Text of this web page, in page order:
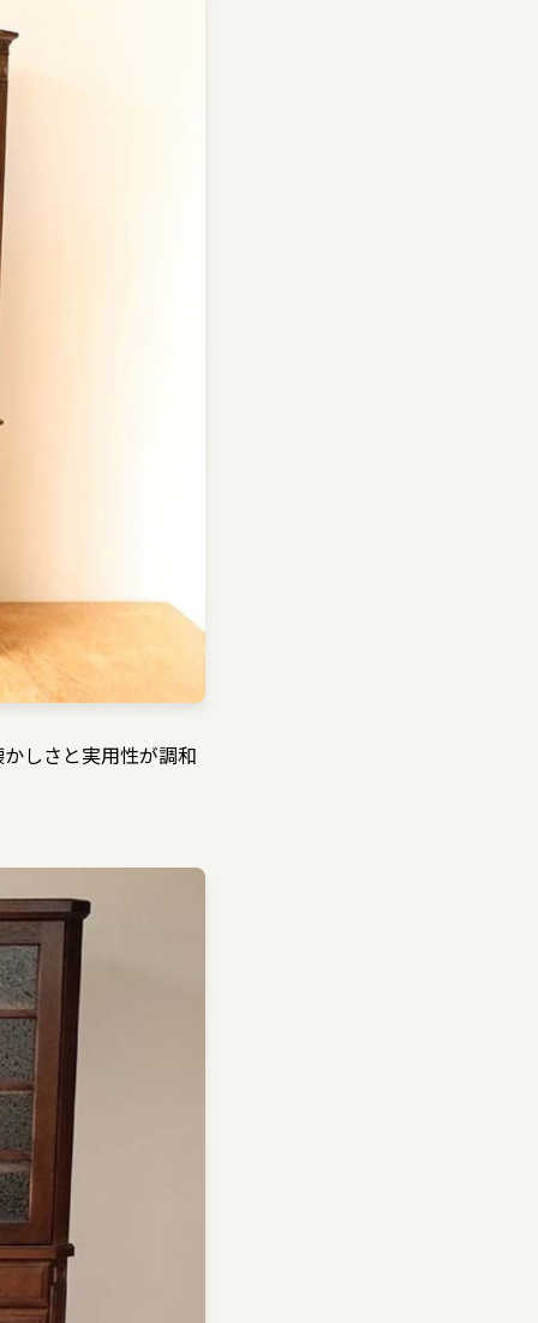
しさと実用性が調和